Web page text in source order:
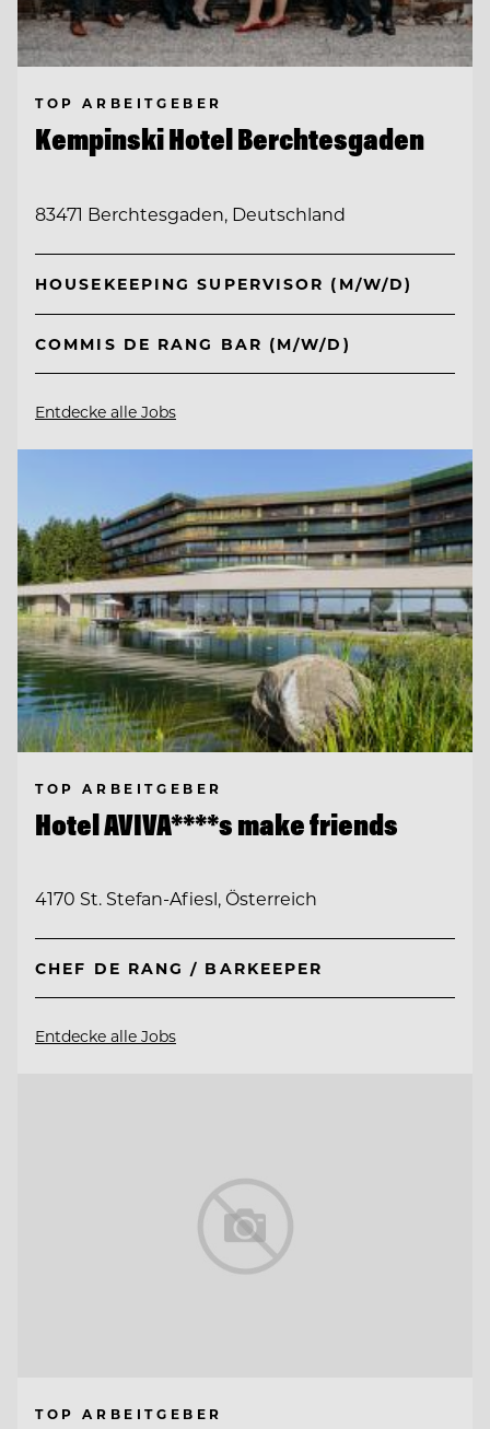
TOP ARBEITGEBER
Kempinski Hotel Berchtesgaden
83471 Berchtesgaden, Deutschland
HOUSEKEEPING SUPERVISOR (M/W/D)
COMMIS DE RANG BAR (M/W/D)
Entdecke alle Jobs
TOP ARBEITGEBER
Hotel AVIVA****s make friends
4170 St. Stefan-Afiesl, Österreich
CHEF DE RANG / BARKEEPER
Entdecke alle Jobs
TOP ARBEITGEBER